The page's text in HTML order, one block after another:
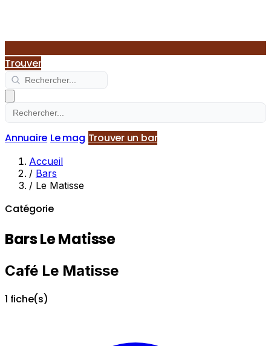
Trouver
Annuaire Le mag Trouver un bar
Accueil
/ Bars
/ Le Matisse
Catégorie
Bars Le Matisse
Café Le Matisse
1 fiche(s)